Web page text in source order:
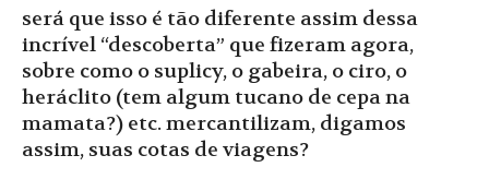
será que isso é tão diferente assim dessa
incrível “descoberta” que fizeram agora,
sobre como o suplicy, o gabeira, o ciro, o
heráclito (tem algum tucano de cepa na
mamata?) etc. mercantilizam, digamos
assim, suas cotas de viagens?